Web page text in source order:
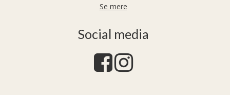
Se mere
Social media